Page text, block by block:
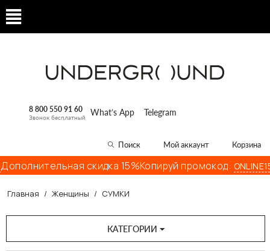
8 800 550 91 60
Звонок бесплатный What’s App Telegram
Поиск Мой аккаунт Корзина
скидка 15%Копируй промокод:ONLINE15
Главная / Женщины / СУМКИ
КАТЕГОРИИ